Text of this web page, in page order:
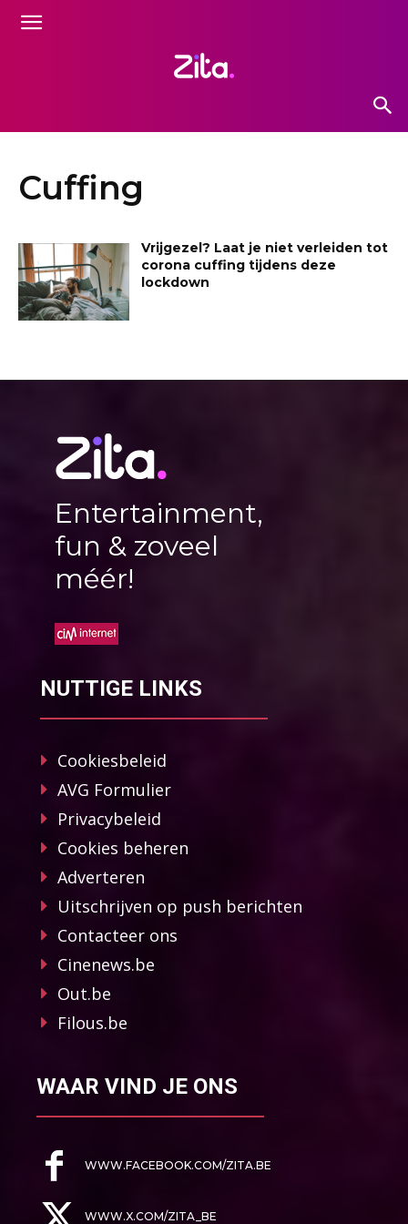
Cuffing
Vrijgezel? Laat je niet verleiden tot
corona cuffing tijdens deze
lockdown
Entertainment,
fun & zoveel
méér!
NUTTIGE LINKS
Cookiesbeleid
AVG Formulier
Privacybeleid
Cookies beheren
Adverteren
Uitschrijven op push berichten
Contacteer ons
Cinenews.be
Out.be
Filous.be
WAAR VIND JE ONS
WWW.FACEBOOK.COM/ZITA.BE
WWW.X.COM/ZITA_BE